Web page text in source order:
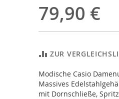
79,90 €
ZUR
Modische Casio
Massives
mit Dornschließe,